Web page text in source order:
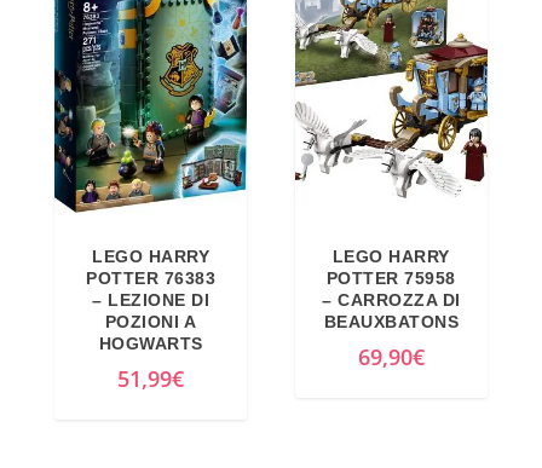
9
,
9
9
€
.
2
€
.
LEGO HARRY
POTTER 76383
– LEZIONE DI
POZIONI A
HOGWARTS
51,99€
LEGO HARRY
POTTER 75958
– CARROZZA DI
BEAUXBATONS
69,90€